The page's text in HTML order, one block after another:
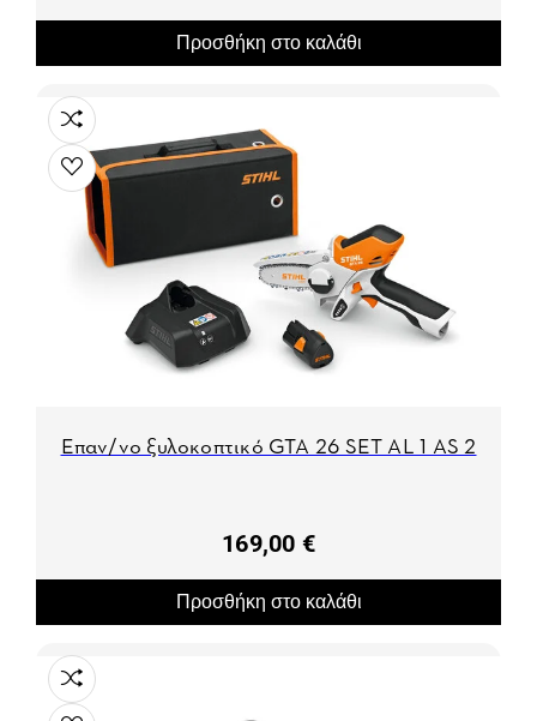
Προσθήκη στο καλάθι
Επαν/νο ξυλοκοπτικό GTA 26 SET AL 1 AS 2
169,00 €
Προσθήκη στο καλάθι